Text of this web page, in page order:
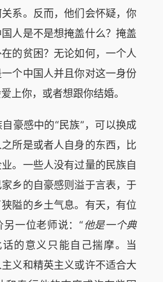
系。反而，他们会怀疑，你
人是不是想掩盖什么？掩盖
的贫困？无论如何，一个人
个中国人并且你对这一身份
上你，或者想跟你结婚。
豪感中的“民族”，可以换成
所是或者人自身的东西，比
。一些人没有过量的民族自
乡的自豪感则溢于言表，于
隘的乡土气息。有天，有位
一位老师说：“他是一个典
话的意义只能自己揣摩。当
义和精英主义或许不适合大